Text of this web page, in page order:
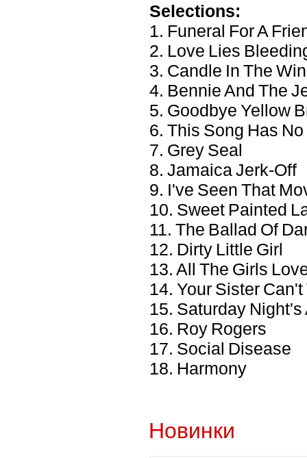
Selections:
1. Funeral For A
2. Love Lies
3. Candle In The
4. Bennie And The
5. Goodbye Yellow
6. This Song Has
7. Grey Seal
8. Jamaica Jerk-Off
9. I've Seen That
10. Sweet Painted
11. The Ballad Of
12. Dirty Little Girl
13. All The Girls
14. Your Sister
15. Saturday
16. Roy Rogers
17. Social Disease
18. Harmony
Новинки